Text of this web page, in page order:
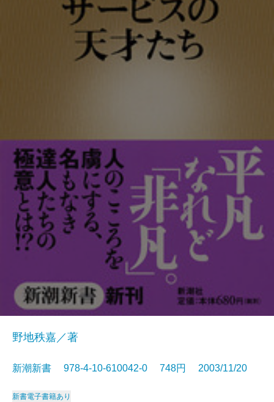
野地秩嘉／著
新潮新書 978-4-10-610042-0 748円 2003/11/20
新書電子書籍あり